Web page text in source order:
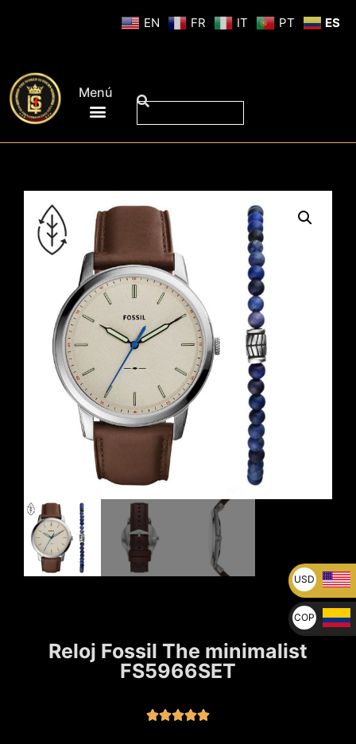
Menú
Reloj Fossil The minimalist
FS5966SET

EN FR IT PT ES
USD
U$
COP
$